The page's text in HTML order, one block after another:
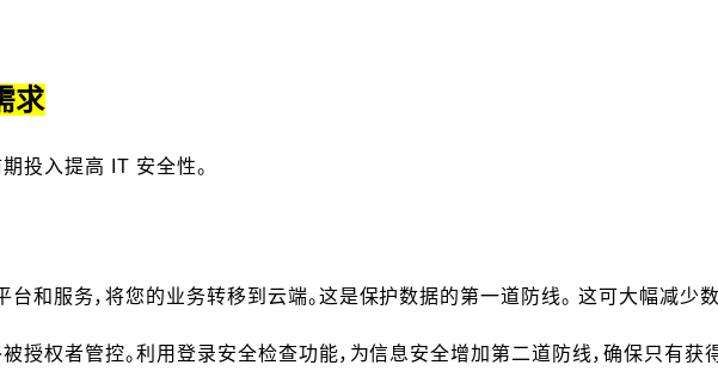
求
投入提高 IT 安全性。
和服务，将您的业务转移到云端。这是保护数据的第一道防线。 这可大幅减少
授权者管控。利用登录安全检查功能，为信息安全增加第二道防线，确保只有